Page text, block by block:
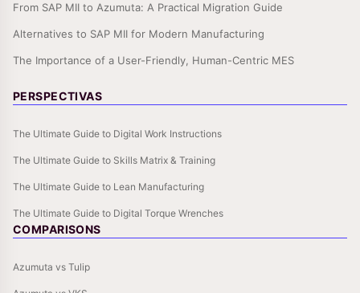
From SAP MII to Azumuta: A Practical Migration Guide
Alternatives to SAP MII for Modern Manufacturing
The Importance of a User-Friendly, Human-Centric MES
PERSPECTIVAS
The Ultimate Guide to Digital Work Instructions
The Ultimate Guide to Skills Matrix & Training
The Ultimate Guide to Lean Manufacturing
The Ultimate Guide to Digital Torque Wrenches
COMPARISONS
Azumuta vs Tulip